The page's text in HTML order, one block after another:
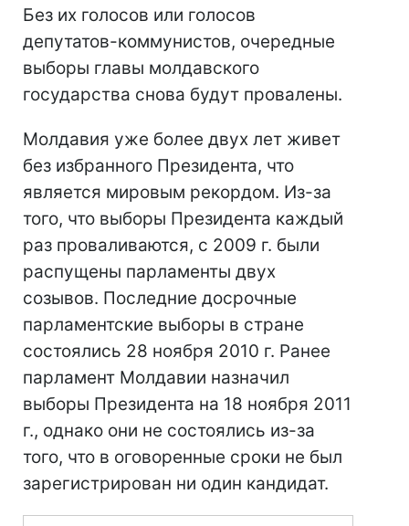
Без их голосов или голосов
депутатов-коммунистов, очередные
выборы главы молдавского
государства снова будут провалены.
Молдавия уже более двух лет живет
без избранного Президента, что
является мировым рекордом. Из-за
того, что выборы Президента каждый
раз проваливаются, с 2009 г. были
распущены парламенты двух
созывов. Последние досрочные
парламентские выборы в стране
состоялись 28 ноября 2010 г. Ранее
парламент Молдавии назначил
выборы Президента на 18 ноября 2011
г., однако они не состоялись из-за
того, что в оговоренные сроки не был
зарегистрирован ни один кандидат.